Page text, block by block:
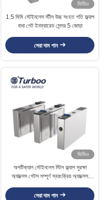
ভিডিও
1.5 মিমি স্টেইনলেস স্টীল উচ্চ সংহত গতি ফ্ল্যাপ
বাধা গেট ইনফ্রারেড সেন্সর 5 জোড়া
সেরা দাম পান
ভিডিও
অপটিক্যাল স্টেইনলেস স্টিল ফ্ল্যাপ সুরক্ষা
অ্যাক্সেস গেটস সম্পূর্ণ স্বয়ংক্রিয় অ্যাক্সেস
সেরা দাম পান